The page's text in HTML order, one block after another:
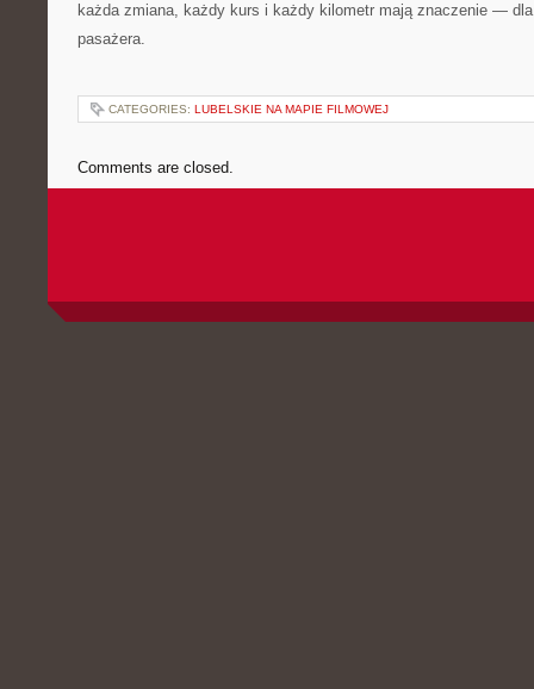
każda zmiana, każdy kurs i każdy kilometr mają znaczenie —
pasażera.
CATEGORIES: LUBELSKIE NA MAPIE FILMOWEJ
Comments are closed.